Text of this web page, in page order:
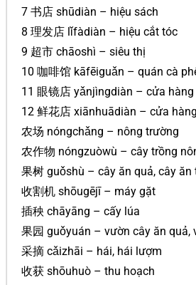
7 书店 shūdiàn – hiệu sách
8 理发店 lǐfàdiàn – hiệu cắt tóc
9 超市 chāoshì – siêu thị
10 咖啡馆 kāfēiguǎn – quán cà
11 眼镜店 yǎnjìngdiàn – cửa
12 鲜花店 xiānhuādiàn – cửa
农场 nóngchǎng – nông trường
农作物 nóngzuòwù – cây trồng
果树 guǒshù – cây ăn quả, cây ăn
收割机 shōugējī – máy gặt
插秧 chāyāng – cấy lúa
果园 guǒyuán – vườn cây ăn quả,
采摘 cǎizhāi – hái, hái lượm
收获 shōuhuò – thu hoạch